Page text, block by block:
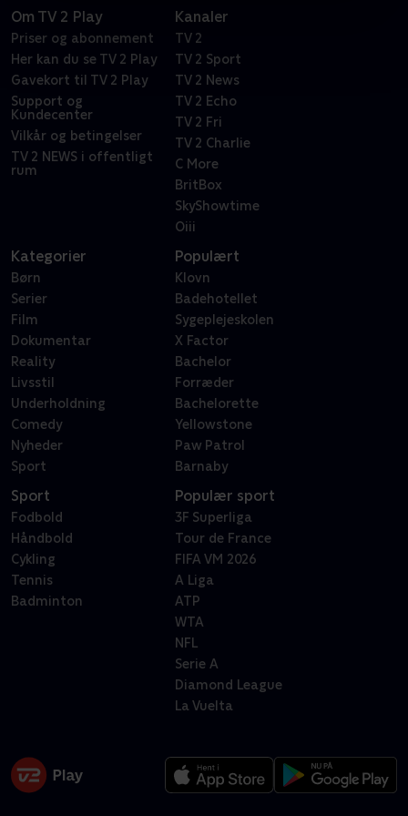
Om TV 2 Play
Priser og abonnement
Her kan du se TV 2 Play
Gavekort til TV 2 Play
Support og
Kundecenter
Vilkår og betingelser
TV 2 NEWS i offentligt
rum
Kanaler
TV 2
TV 2 Sport
TV 2 News
TV 2 Echo
TV 2 Fri
TV 2 Charlie
C More
BritBox
SkyShowtime
Oiii
Kategorier
Børn
Serier
Film
Dokumentar
Reality
Livsstil
Underholdning
Comedy
Nyheder
Sport
Populært
Klovn
Badehotellet
Sygeplejeskolen
X Factor
Bachelor
Forræder
Bachelorette
Yellowstone
Paw Patrol
Barnaby
Sport
Fodbold
Håndbold
Cykling
Tennis
Badminton
Populær sport
3F Superliga
Tour de France
FIFA VM 2026
A Liga
ATP
WTA
NFL
Serie A
Diamond League
La Vuelta